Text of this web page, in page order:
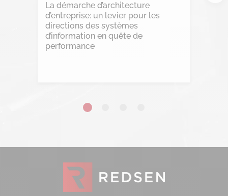
La démarche d’architecture
d’entreprise: un levier pour les
directions des systèmes
d’information en quête de
performance